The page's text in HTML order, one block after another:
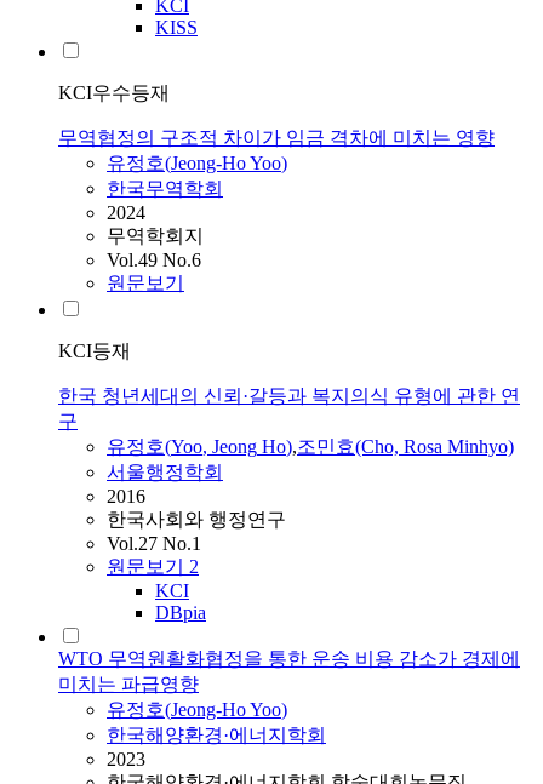
KCI
KISS
KCI우수등재
무역협정의 구조적 차이가 임금 격차에 미치는 영향
유정호(Jeong-HoYoo)
한국무역학회
2024
무역학회지
Vol.49 No.6
원문보기
KCI등재
한국 청년세대의 신뢰·갈등과 복지의식 유형에 관한 연
구
유정호(Yoo, Jeong Ho),조민효(Cho, Rosa Minhyo)
서울행정학회
2016
한국사회와 행정연구
Vol.27 No.1
원문보기 2
KCI
DBpia
WTO 무역원활화협정을 통한 운송 비용 감소가 경제에
미치는 파급영향
유정호(Jeong-HoYoo)
한국해양환경·에너지학회
2023